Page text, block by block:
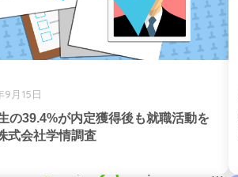
9月15日
の39.4%が内定獲得後も就職活動を
式会社学情調査